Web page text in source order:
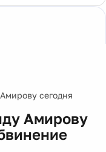
сегодня
Амирову